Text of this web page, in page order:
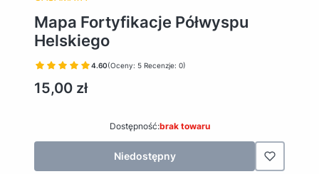
Mapa Fortyfikacje Półwyspu
Helskiego
4.60(Oceny: 5 Recenzje: 0)
Cena
15,00 zł
Dostępność:brak towaru
Niedostępny